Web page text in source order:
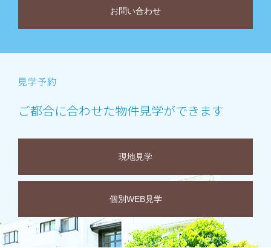
お問い合わせ
ご都合に合わせた物件見学ができます
現地見学
個別WEB見学